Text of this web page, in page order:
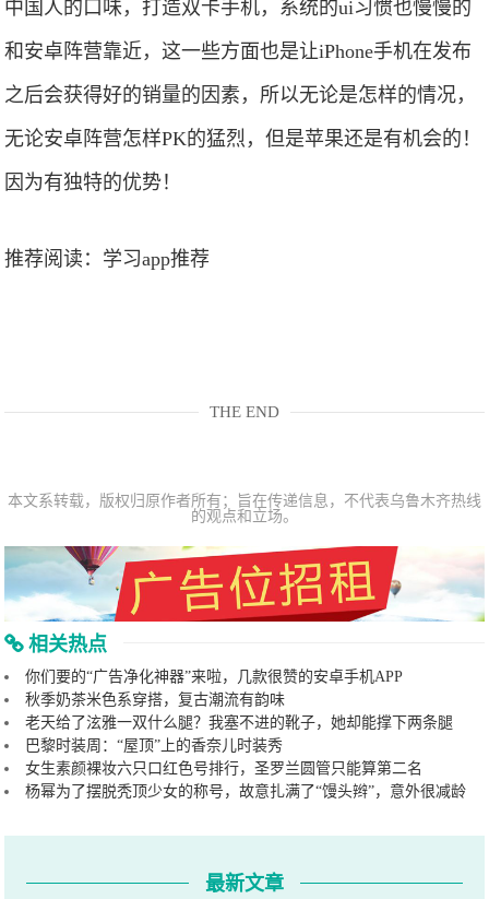
中国人的口味，打造双卡手机，系统的ui习惯也慢慢的
和安卓阵营靠近，这一些方面也是让iPhone手机在发布
之后会获得好的销量的因素，所以无论是怎样的情况，
无论安卓阵营怎样PK的猛烈，但是苹果还是有机会的！
因为有独特的优势！
推荐阅读： 学习app推荐
THE END
本文系转载，版权归原作者所有；旨在传递信息，不代表乌鲁木齐热线
的观点和立场。
相关热点
你们要的“广告净化神器”来啦，几款很赞的安卓手机APP
秋季奶茶米色系穿搭，复古潮流有韵味
老天给了泫雅一双什么腿？我塞不进的靴子，她却能撑下两条腿
巴黎时装周：“屋顶”上的香奈儿时装秀
女生素颜裸妆六只口红色号排行，圣罗兰圆管只能算第二名
杨幂为了摆脱秃顶少女的称号，故意扎满了“馒头辫”，意外很减龄
最新文章